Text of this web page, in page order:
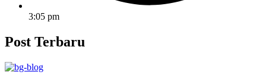
3:05 pm
Post Terbaru